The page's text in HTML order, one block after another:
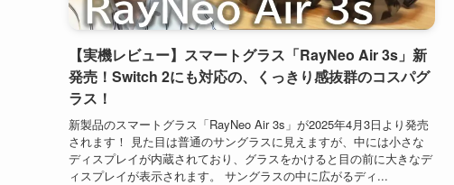
【実機レビュー】スマートグラス「RayNeo Air 3s」新
発売！Switch 2にも対応の、くっきり感抜群のコスパグ
ラス！
新製品のスマートグラス「RayNeo Air 3s」が2025年4月3日より発売
されます！ 見た目は普通のサングラスに見えますが、中には小さな
ディスプレイが内蔵されており、グラスをかけると目の前に大きなデ
ィスプレイが表示されます。 サングラスの中に広がるディ...